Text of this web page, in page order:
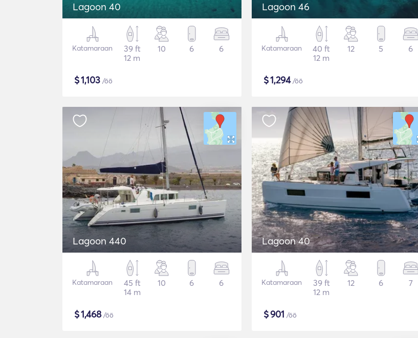
Lagoon 40
Katamaraan
39 ft
12 m
10 6 6
$1,103 /öö
Lagoon 46
Katamaraan
40 ft
12 m
12 5 6
$1,294/öö
Lagoon 440
Katamaraan
45 ft
14 m
10 6 6
$1,468/öö
Lagoon 40
Katamaraan
39 ft
12 m
12 6 7
$901 /öö